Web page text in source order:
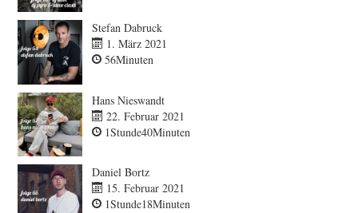
Stefan Dabruck
1. März 2021
56Minuten
Hans Nieswandt
22. Februar 2021
1Stunde40Minuten
Daniel Bortz
15. Februar 2021
1Stunde18Minuten